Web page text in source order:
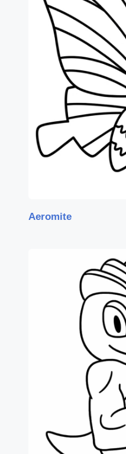
Aeromite